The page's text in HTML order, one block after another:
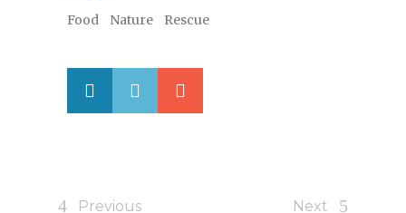
Food Nature Rescue
Previous Next